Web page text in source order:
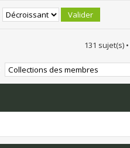
131 sujet(s) •